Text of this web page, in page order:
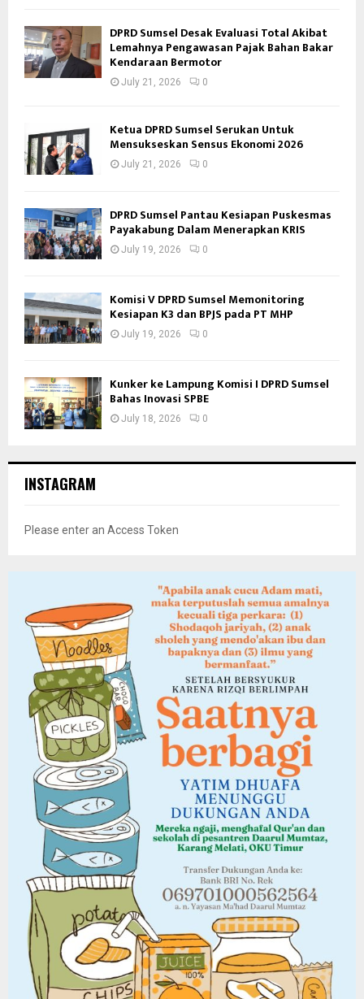
DPRD Sumsel Desak Evaluasi Total Akibat
Lemahnya Pengawasan Pajak Bahan Bakar
Kendaraan Bermotor
July 21, 2026 0
Ketua DPRD Sumsel Serukan Untuk
Mensukseskan Sensus Ekonomi 2026
July 21, 2026 0
DPRD Sumsel Pantau Kesiapan Puskesmas
Payakabung Dalam Menerapkan KRIS
July 19, 2026 0
Komisi V DPRD Sumsel Memonitoring
Kesiapan K3 dan BPJS pada PT MHP
July 19, 2026 0
Kunker ke Lampung Komisi I DPRD Sumsel
Bahas Inovasi SPBE
July 18, 2026 0
INSTAGRAM
Please enter an Access Token